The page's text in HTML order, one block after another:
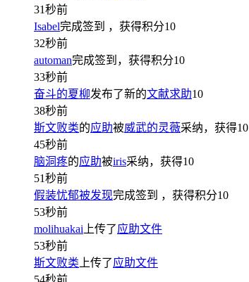
31秒前
Isabel完成签到 ，获得积分10
32秒前
automan完成签到，获得积分10
33秒前
奋斗的夏柳发布了新的文献求助10
38秒前
斯文败类的应助被威武的灵薇采纳，获得10
45秒前
脑洞疼的应助被iris采纳，获得10
51秒前
假装忧郁被发现完成签到 ，获得积分10
53秒前
molihuakai上传了 应助文件
53秒前
斯文败类上传了 应助文件